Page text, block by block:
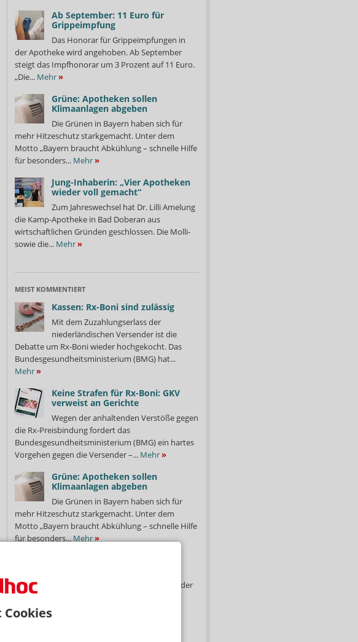
Ab September: 11 Euro für
Grippeimpfung
Das Honorar für Grippeimpfungen in
der Apotheke wird angehoben. Ab September
steigt das Impfhonorar um 3 Prozent auf 11 Euro.
„Die... Mehr»
Grüne: Apotheken sollen
Klimaanlagen abgeben
Die Grünen in Bayern haben sich für
mehr Hitzeschutz starkgemacht. Unter dem
Motto „Bayern braucht Abkühlung – schnelle Hilfe
für besonders... Mehr»
Jung-Inhaberin: „Vier Apotheken
wieder voll gemacht“
Zum Jahreswechsel hat Dr. Lilli Amelung
die Kamp-Apotheke in Bad Doberan aus
wirtschaftlichen Gründen geschlossen. Die Molli-
sowie die... Mehr»
MEIST KOMMENTIERT
Kassen: Rx-Boni sind zulässig
Mit dem Zuzahlungserlass der
niederländischen Versender ist die
Debatte um Rx-Boni wieder hochgekocht. Das
Bundesgesundheitsministerium (BMG) hat...
Mehr»
Keine Strafen für Rx-Boni: GKV
verweist an Gerichte
Wegen der anhaltenden Verstöße gegen
die Rx-Preisbindung fordert das
Bundesgesundheitsministerium (BMG) ein hartes
Vorgehen gegen die Versender –... Mehr»
Grüne: Apotheken sollen
Klimaanlagen abgeben
Die Grünen in Bayern haben sich für
mehr Hitzeschutz starkgemacht. Unter dem
Motto „Bayern braucht Abkühlung – schnelle Hilfe
für besonders...Mehr»
Ungenutzte Arzneimittel werden in der
Regel entsorgt. Weil aber nicht angebrochene
Packungen, die aufgrund von Tod,